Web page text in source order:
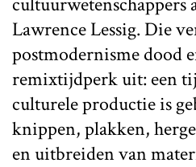
Lawrence Lessig. Die
postmodernisme dood
remixtijdperk uit: een
culturele productie is
knippen, plakken,
en uitbreiden van